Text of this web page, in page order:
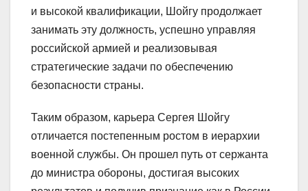
и высокой квалификации, Шойгу продолжает
занимать эту должность, успешно управляя
российской армией и реализовывая
стратегические задачи по обеспечению
безопасности страны.
Таким образом, карьера Сергея Шойгу
отличается постепенным ростом в иерархии
военной службы. Он прошел путь от сержанта
до министра обороны, достигая высоких